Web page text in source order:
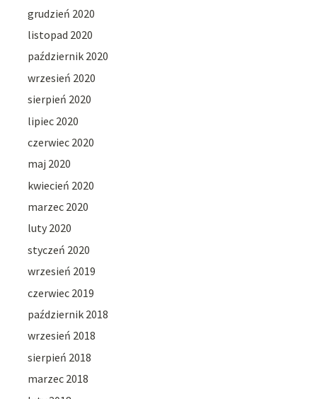
grudzień 2020
listopad 2020
październik 2020
wrzesień 2020
sierpień 2020
lipiec 2020
czerwiec 2020
maj 2020
kwiecień 2020
marzec 2020
luty 2020
styczeń 2020
wrzesień 2019
czerwiec 2019
październik 2018
wrzesień 2018
sierpień 2018
marzec 2018